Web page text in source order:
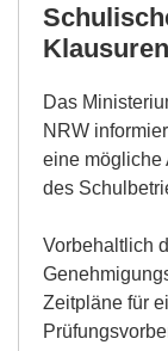
Klausuren
Das
NRW
eine mögliche
des
Vorbehaltlich d
Zeitpläne für